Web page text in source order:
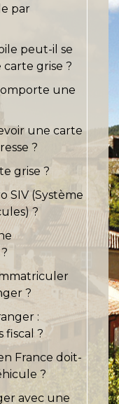
par
peut-il se
grise ?
une
une carte
?
grise ?
SIV (Système
?
?
:
?
France doit-
?
avec une